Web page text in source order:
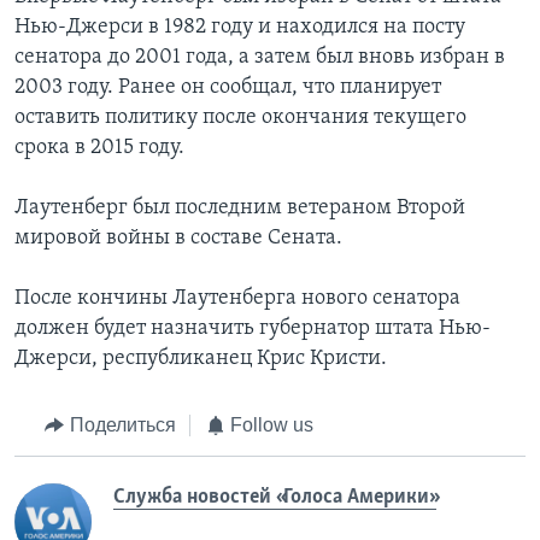
Нью-Джерси в 1982 году и находился на посту
сенатора до 2001 года, а затем был вновь избран в
2003 году. Ранее он сообщал, что планирует
оставить политику после окончания текущего
срока в 2015 году.
Лаутенберг был последним ветераном Второй
мировой войны в составе Сената.
После кончины Лаутенберга нового сенатора
должен будет назначить губернатор штата Нью-
Джерси, республиканец Крис Кристи.
Поделиться Follow us
Служба новостей «Голоса Америки»